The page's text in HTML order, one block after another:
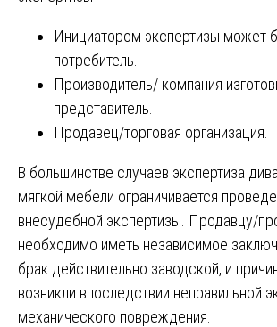
Инициатором экспертизы может
потребитель.
Производитель/ компания
представитель.
Продавец/торговая организация.
В большинстве случаев экспертиза
мягкой мебели ограничивается
внесудебной экспертизы. Продавцу/
необходимо иметь независимое
брак действительно заводской, и
возникли впоследствии неправильной
механического повреждения.